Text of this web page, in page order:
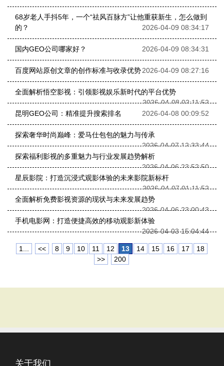
68岁老人手抖5年，一个“祛风百脉方”让他重获新生，怎么做到
的？
2026-04-09 08:34:17
国内GEO公司哪家好？ 2026-04-09 08:34:31
百度网站原创文章的创作标准与收录优势2026-04-09 08:27:16
全面解析悟空影视：引领影视娱乐新时代的平台优势
2026-04-08 02:11:52
昆明GEO公司：精准提升搜索排名
2026-04-08 00:09:52
探索奢华时尚巅峰：爱马仕包包的魅力与传承
2026-04-07 12:33:44
探索福利影视的多重魅力与行业发展趋势解析
2026-04-06 23:52:50
星辰影院：打造沉浸式观影体验的未来影院新标杆
2026-04-07 01:11:52
全面解析免费影视资源的现状与未来发展趋势
2026-04-06 23:00:43
手机电影网：打造便捷高效的移动观影新体验
2026-04-03 15:04:44
1... << 8 9 10 11 12 13 14 15 16 17
18
>>
200
关于我们